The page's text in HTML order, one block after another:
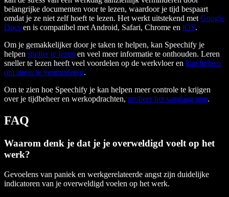
belangrijke documenten voor te lezen, waardoor je tijd bespaart
omdat je ze niet zelf hoeft te lezen. Het werkt uitstekend met Google
Docs en is compatibel met Android, Safari, Chrome en iOS.
Om je gemakkelijker door je taken te helpen, kan Speechify je
helpen sneller te lezen en veel meer informatie te onthouden. Leren
sneller te lezen heeft veel voordelen op de werkvloer en kan helpen
om stress te verminderen.
Om te zien hoe Speechify je kan helpen meer controle te krijgen
over je tijdbeheer en werkopdrachten, probeer het vandaag nog.
FAQ
Waarom denk je dat je je overweldigd voelt op het
werk?
Gevoelens van paniek en werkgerelateerde angst zijn duidelijke
indicatoren van je overweldigd voelen op het werk.